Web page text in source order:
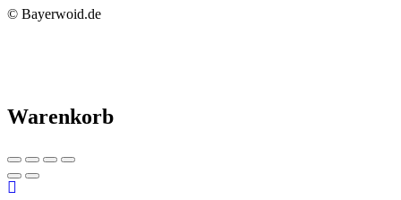
© Bayerwoid.de
Warenkorb